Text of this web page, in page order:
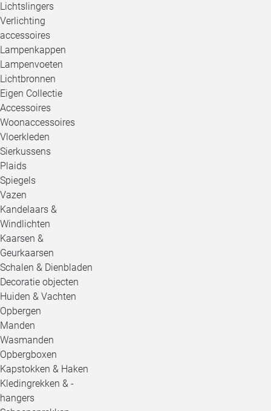
Lichtslingers
Verlichting
accessoires
Lampenkappen
Lampenvoeten
Lichtbronnen
Eigen Collectie
Accessoires
Woonaccessoires
Vloerkleden
Sierkussens
Plaids
Spiegels
Vazen
Kandelaars &
Windlichten
Kaarsen &
Geurkaarsen
Schalen & Dienbladen
Decoratie objecten
Huiden & Vachten
Opbergen
Manden
Wasmanden
Opbergboxen
Kapstokken & Haken
Kledingrekken & -
hangers